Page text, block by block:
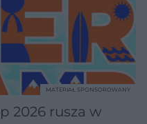
2026 rusza w
MATERIAŁ SPONSOROWANY